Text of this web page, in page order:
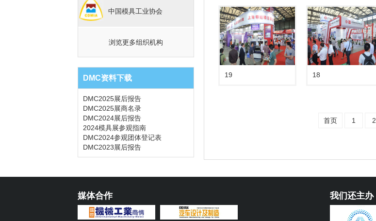
中国模具工业协会
浏览更多组织机构
DMC资料下载
DMC2025展后报告
DMC2025展商名录
DMC2024展后报告
2024模具展参观指南
DMC2024参观团体登记表
DMC2023展后报告
19 18
首页 1 2
媒体合作 我们还主办